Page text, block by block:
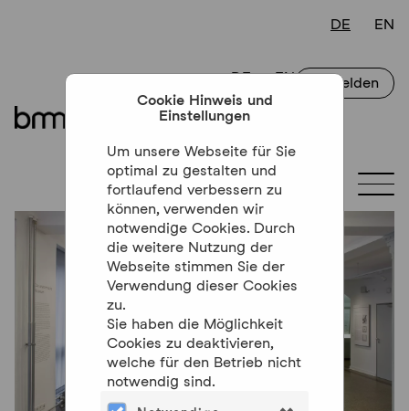
Cookie Hinweis und
Einstellungen
Um unsere Webseite für Sie
optimal zu gestalten und
fortlaufend verbessern zu
können, verwenden wir
notwendige Cookies. Durch
die weitere Nutzung der
Webseite stimmen Sie der
Verwendung dieser Cookies
zu.
Sie haben die Möglichkeit
Cookies zu deaktivieren,
welche für den Betrieb nicht
notwendig sind.
Anmelden